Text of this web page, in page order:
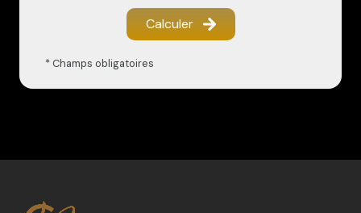
Calculer
* Champs obligatoires